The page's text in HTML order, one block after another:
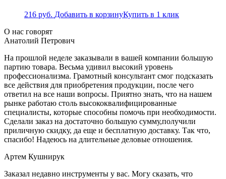
216 руб. Добавить в корзинуКупить в 1 клик
О нас говорят
Анатолий Петрович
На прошлой неделе заказывали в вашей компании большую
партию товара. Весьма удивил высокий уровень
профессионализма. Грамотный консультант смог подсказать
все действия для приобретения продукции, после чего
ответил на все наши вопросы. Приятно знать, что на нашем
рынке работаю столь высококвалифицированные
специалисты, которые способны помочь при необходимости.
Сделали заказ на достаточно большую сумму,получили
приличную скидку, да еще и бесплатную доставку. Так что,
спасибо! Надеюсь на длительные деловые отношения.
Артем Кушнирук
Заказал недавно инструменты у вас. Могу сказать, что